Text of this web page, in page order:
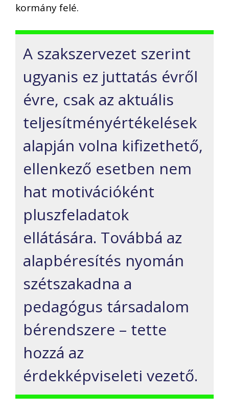
kormány felé.
A szakszervezet szerint
ugyanis ez juttatás évről
évre, csak az aktuális
teljesítményértékelések
alapján volna kifizethető,
ellenkező esetben nem
hat motivációként
pluszfeladatok
ellátására. Továbbá az
alapbéresítés nyomán
szétszakadna a
pedagógus társadalom
bérendszere – tette
hozzá az
érdekképviseleti vezető.